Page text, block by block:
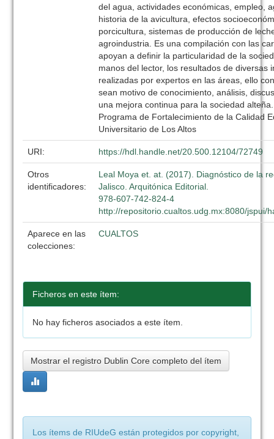
del agua, actividades económicas, empleo,
historia de la avicultura, efectos
porcicultura, sistemas de producción de
agroindustria. Es una compilación con las
apoyan a definir la particularidad de la
manos del lector, los resultados de diversas
realizadas por expertos en las áreas, ello
sean motivo de conocimiento, análisis,
una mejora continua para la sociedad alteña.
Programa de Fortalecimiento de la Calidad
Universitario de Los Altos
URI: https://hdl.handle.net/20.500.12104/72749
Otros
identificadores:
Leal Moya et. at. (2017). Diagnóstico de la
Jalisco. Arquitónica Editorial.
978-607-742-824-4
http://repositorio.cualtos.udg.mx:8080/jspui/
Aparece en las
colecciones:
CUALTOS
Ficheros en este ítem:
No hay ficheros asociados a este ítem.
Mostrar el registro Dublin Core completo del ítem
Los ítems de RIUdeG están protegidos por copyright,